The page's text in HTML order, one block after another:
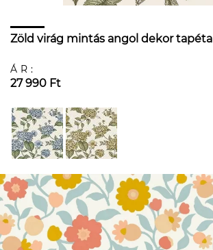
Zöld virág mintás angol dekor tapéta
ÁR:
27 990 Ft